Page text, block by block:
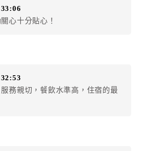
額。（限原訂飯店）
留住宿金額」時，請注意！為避免飯
計畫，如逾時未提出申辦，視同無條
益）。 （限原訂飯店使用）
心十分貼心！
務親切，餐飲水準高，住宿的最